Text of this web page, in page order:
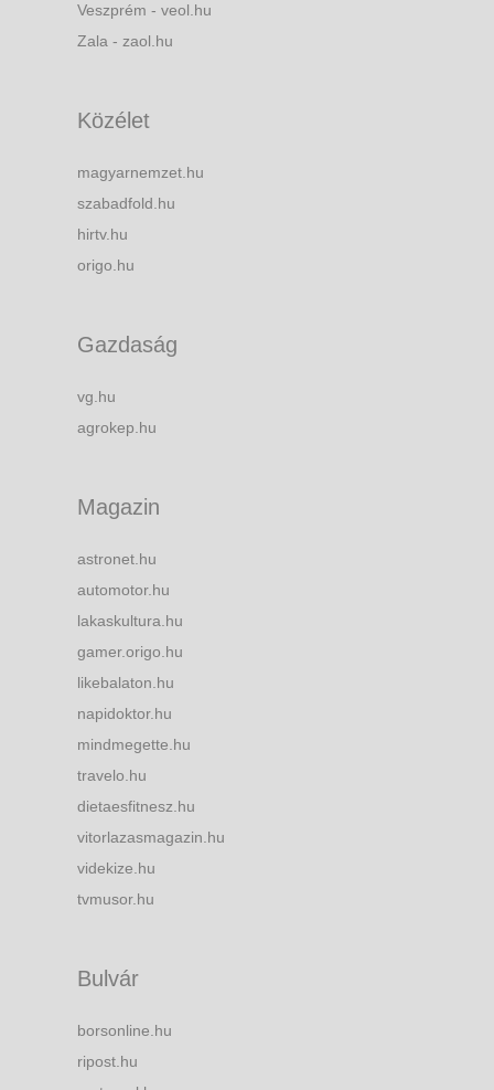
Veszprém - veol.hu
Zala - zaol.hu
Közélet
magyarnemzet.hu
szabadfold.hu
hirtv.hu
origo.hu
Gazdaság
vg.hu
agrokep.hu
Magazin
astronet.hu
automotor.hu
lakaskultura.hu
gamer.origo.hu
likebalaton.hu
napidoktor.hu
mindmegette.hu
travelo.hu
dietaesfitnesz.hu
vitorlazasmagazin.hu
videkize.hu
tvmusor.hu
Bulvár
borsonline.hu
ripost.hu